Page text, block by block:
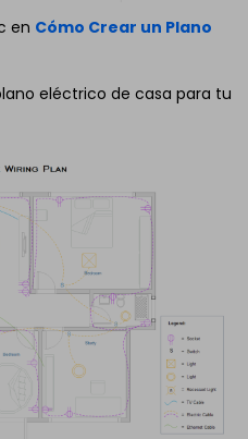
en Cómo Crear un Plano
eléctrico de casa para tu